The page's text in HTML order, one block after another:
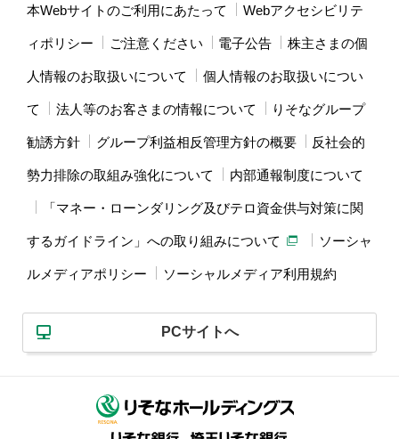
本Webサイトのご利用にあたって Webアクセシビリテ
ィポリシー ご注意ください 電子公告 株主さまの個
人情報のお取扱いについて 個人情報のお取扱いについ
て 法人等のお客さまの情報について りそなグループ
勧誘方針 グループ利益相反管理方針の概要 反社会的
勢力排除の取組み強化について 内部通報制度について
「マネー・ローンダリング及びテロ資金供与対策に関
するガイドライン」への取り組みについて ソーシャ
ルメディアポリシー ソーシャルメディア利用規約
PCサイトへ